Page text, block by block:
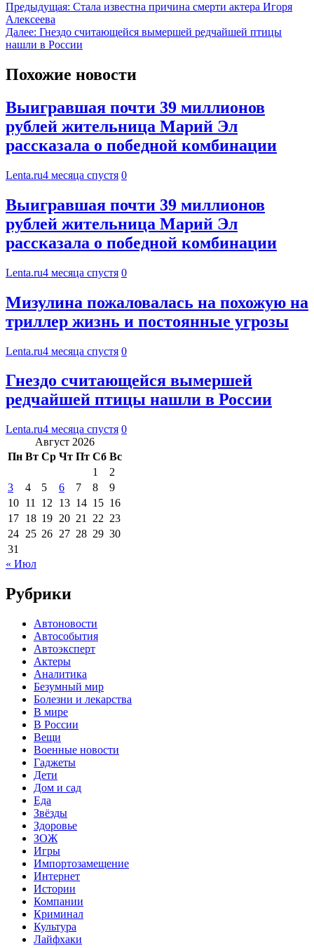
Предыдущая: Стала известна причина смерти актера Игоря
Алексеева
Далее: Гнездо считающейся вымершей редчайшей птицы
нашли в России
Похожие новости
Выигравшая почти 39 миллионов
рублей жительница Марий Эл
рассказала о победной комбинации
Lenta.ru4 месяца спустя 0
Выигравшая почти 39 миллионов
рублей жительница Марий Эл
рассказала о победной комбинации
Lenta.ru4 месяца спустя 0
Мизулина пожаловалась на похожую на
триллер жизнь и постоянные угрозы
Lenta.ru4 месяца спустя 0
Гнездо считающейся вымершей
редчайшей птицы нашли в России
Lenta.ru4 месяца спустя 0
Август 2026
Пн Вт Ср Чт Пт Сб Вс
1
2
3
4 5 6 7 8
9
10 11 12 13 14 15 16
17 18 19 20 21 22 23
24 25 26 27 28 29 30
31
« Июл
Рубрики
Автоновости
Автособытия
Автоэксперт
Актеры
Аналитика
Безумный мир
Болезни и лекарства
В мире
В России
Вещи
Военные новости
Гаджеты
Дети
Дом и сад
Еда
Звёзды
Здоровье
ЗОЖ
Игры
Импортозамещение
Интернет
Истории
Компании
Криминал
Культура
Лайфхаки